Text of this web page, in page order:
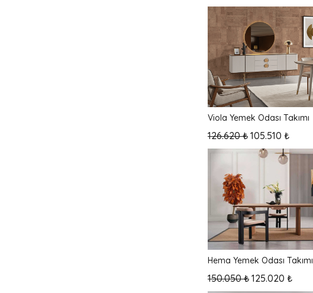
Viola Yemek Odası Takımı
126.620 ₺ 105.510 ₺
Hema Yemek Odası Takımı
150.050 ₺ 125.020 ₺